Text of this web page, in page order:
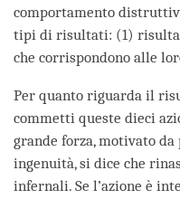
comportamento
tipi di risultati: (1)
che corrispondono alle
Per quanto riguarda il
commetti queste dieci
grande forza, motivato
ingenuità, si dice che
infernali. Se l’azione è